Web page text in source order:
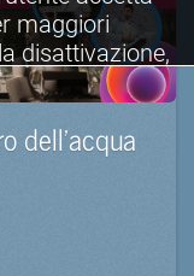
dell’acqua
maggiori
disattivazione,
cookies